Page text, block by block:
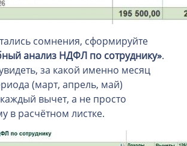
сомнения, сформируйте
анализ НДФЛ по сотруднику».
за какой именно месяц
(март, апрель, май)
вычет, а не просто
в расчётном листке.